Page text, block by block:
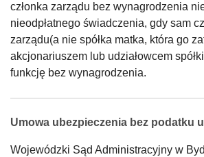
członka zarządu bez wynagrodzenia
nieodpłatnego świadczenia, gdy sam
zarządu(a nie spółka matka, która go
akcjonariuszem lub udziałowcem
funkcję bez wynagrodzenia.
Umowa ubezpieczenia bez podatku u
Wojewódzki Sąd Administracyjny w